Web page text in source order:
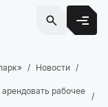
Новости
рабочее